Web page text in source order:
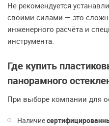
Не рекомендуется
своими силами — это
инженерного расчёта и
инструмента.
Где купить
панорамного
При выборе компании для
Наличие